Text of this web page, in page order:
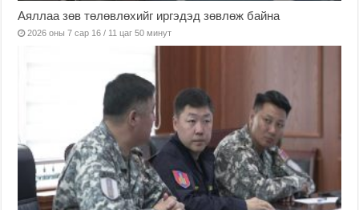
Аяллаа зөв төлөвлөхийг иргэдэд зөвлөж байна
2026 оны 7 сар 16 / 11 цаг 50 минут